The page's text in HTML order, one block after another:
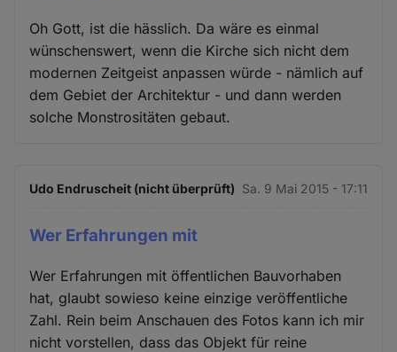
Oh Gott, ist die hässlich. Da wäre es einmal
wünschenswert, wenn die Kirche sich nicht dem
modernen Zeitgeist anpassen würde - nämlich auf
dem Gebiet der Architektur - und dann werden
solche Monstrositäten gebaut.
Udo Endruscheit (nicht überprüft) Sa. 9 Mai 2015 - 17:11
Wer Erfahrungen mit
Wer Erfahrungen mit öffentlichen Bauvorhaben
hat, glaubt sowieso keine einzige veröffentliche
Zahl. Rein beim Anschauen des Fotos kann ich mir
nicht vorstellen, dass das Objekt für reine